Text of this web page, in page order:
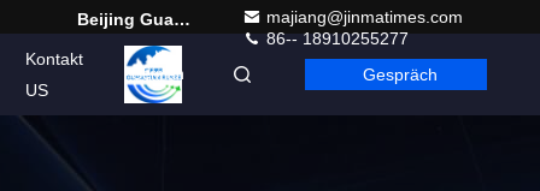
Beijing Guangtian Runze Technology Co., Ltd.
majiang@jinmatimes.com
86-- 18910255277
Kontakt
US
German Gespräch